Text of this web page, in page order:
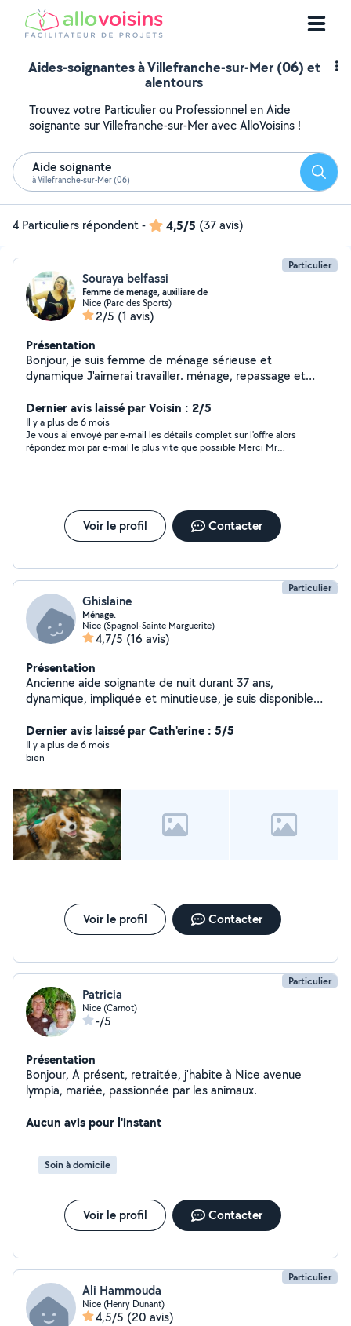
Aides-soignantes à Villefranche-sur-Mer (06) et
alentours
Trouvez votre Particulier ou Professionnel en Aide
soignante sur Villefranche-sur-Mer avec AlloVoisins !
Aide soignante
à Villefranche-sur-Mer (06)
4 Particuliers répondent- 4,5/5 (37 avis)
Particulier
Souraya belfassi
Femme de menage, auxiliare de
Nice (Parc des Sports)
2/5 (1 avis)
Présentation
Bonjour, je suis femme de ménage sérieuse et
dynamique J'aimerai travailler. ménage, repassage et
Dernier avis laissé par Voisin : 2/5
Il y a plus de 6 mois
Je vous ai envoyé par e-mail les détails complet sur l'offre alors
répondez moi par e-mail le plus vite que possible Merci Mr
Voir le profil Contacter
Particulier
Ghislaine
Ménage.
Nice (Spagnol-Sainte Marguerite)
4,7/5 (16 avis)
Présentation
Ancienne aide soignante de nuit durant 37 ans,
dynamique, impliquée et minutieuse, je suis disponible
ménage. Je parle couramment anglais et je suis
véhiculée. Tel : 06/18/49/72/84.
Dernier avis laissé par Cath'erine : 5/5
Il y a plus de 6 mois
bien
Voir le profil Contacter
Particulier
Patricia
Nice (Carnot)
-/5
Présentation
Bonjour, A présent, retraitée, j'habite à Nice avenue
lympia, mariée, passionnée par les animaux.
Aucun avis pour l'instant
Soin à domicile
Voir le profil Contacter
Particulier
Ali Hammouda
Nice (Henry Dunant)
4,5/5 (20 avis)